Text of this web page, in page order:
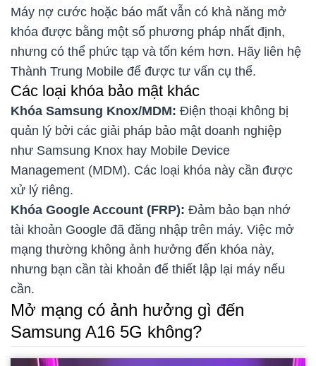
Máy nợ cước hoặc báo mất vẫn có khả năng mở
khóa được bằng một số phương pháp nhất định,
nhưng có thể phức tạp và tốn kém hơn. Hãy liên hệ
Thành Trung Mobile để được tư vấn cụ thể.
Các loại khóa bảo mật khác
Khóa Samsung Knox/MDM: Điện thoại không bị
quản lý bởi các giải pháp bảo mật doanh nghiệp
như Samsung Knox hay Mobile Device
Management (MDM). Các loại khóa này cần được
xử lý riêng.
Khóa Google Account (FRP): Đảm bảo bạn nhớ
tài khoản Google đã đăng nhập trên máy. Việc mở
mạng thường không ảnh hưởng đến khóa này,
nhưng bạn cần tài khoản để thiết lập lại máy nếu
cần.
Mở mạng có ảnh hưởng gì đến
Samsung A16 5G không?